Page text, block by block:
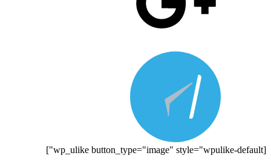
[wp_ulike button_type="image" style="wpulike-default"]